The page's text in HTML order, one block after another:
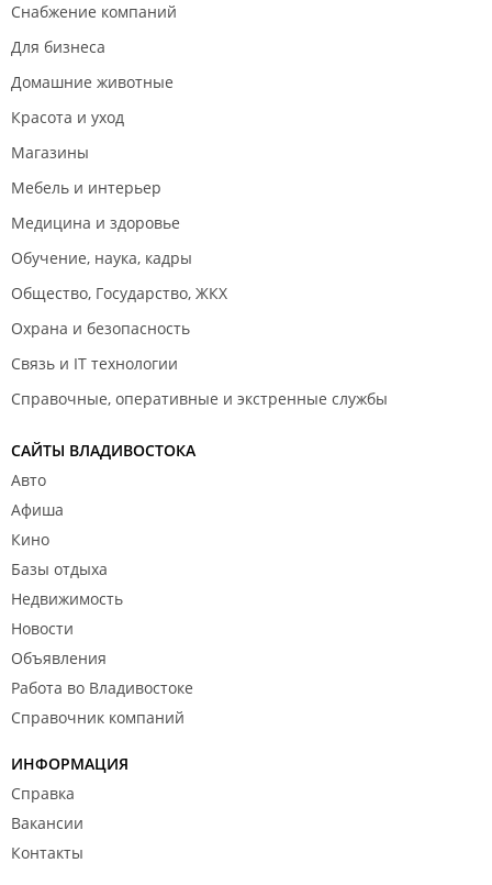
Снабжение компаний
Для бизнеса
Домашние животные
Красота и уход
Магазины
Мебель и интерьер
Медицина и здоровье
Обучение, наука, кадры
Общество, Государство, ЖКХ
Охрана и безопасность
Связь и IT технологии
Справочные, оперативные и экстренные службы
САЙТЫ ВЛАДИВОСТОКА
Авто
Афиша
Кино
Базы отдыха
Недвижимость
Новости
Объявления
Работа во Владивостоке
Справочник компаний
ИНФОРМАЦИЯ
Справка
Вакансии
Контакты